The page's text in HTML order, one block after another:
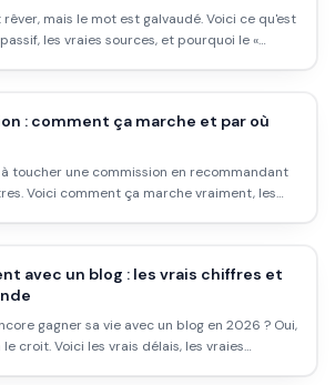
mais le mot est galvaudé. Voici ce qu'est
les vraies sources, et pourquoi le «
: comment ça marche et par où
toucher une commission en recommandant
Voici comment ça marche vraiment, les
avec un blog : les vrais chiffres et
gagner sa vie avec un blog en 2026 ? Oui,
croit. Voici les vrais délais, les vraies